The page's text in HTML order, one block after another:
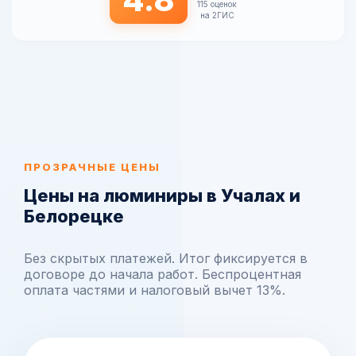
115 оценок
на 2ГИС
ПРОЗРАЧНЫЕ ЦЕНЫ
Цены на люминиры в Учалах и
Белорецке
Без скрытых платежей. Итог фиксируется в
договоре до начала работ. Беспроцентная
оплата частями и налоговый вычет 13%.